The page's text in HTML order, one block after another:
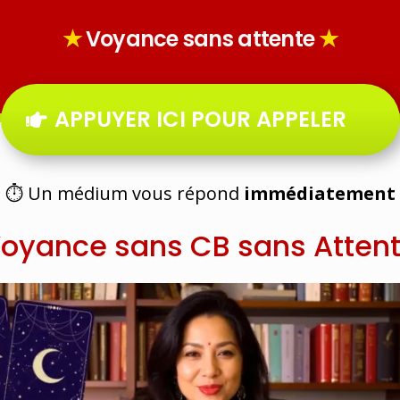
Voyance sans attente
APPUYER ICI POUR APPELER
⏱ Un médium vous répond immédiatement
sans CB sans